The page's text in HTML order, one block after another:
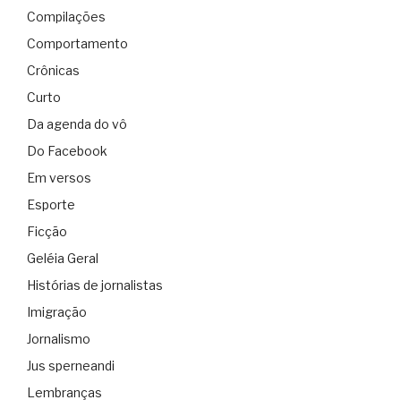
Compilações
Comportamento
Crônicas
Curto
Da agenda do vô
Do Facebook
Em versos
Esporte
Ficção
Geléia Geral
Histórias de jornalistas
Imigração
Jornalismo
Jus sperneandi
Lembranças